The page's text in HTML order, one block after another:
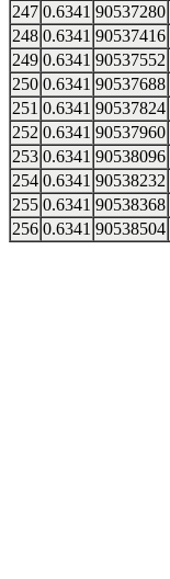
247 0.6341 90537280
248 0.6341 90537416
249 0.6341 90537552
250 0.6341 90537688
251 0.6341 90537824
252 0.6341 90537960
253 0.6341 90538096
254 0.6341 90538232
255 0.6341 90538368
256 0.6341 90538504